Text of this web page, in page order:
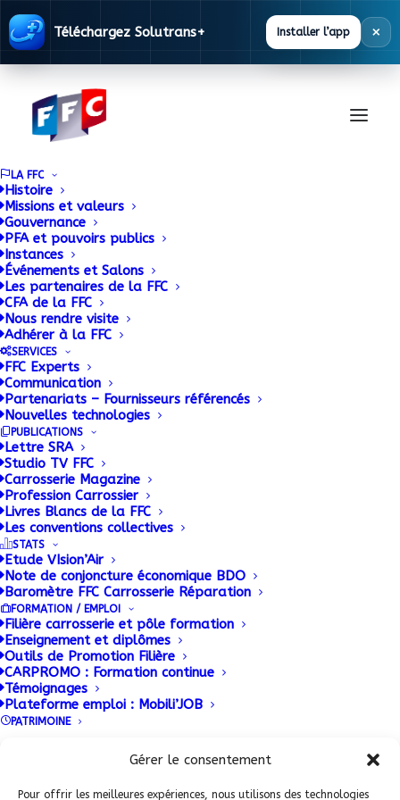
Gérer le consentement
Pour offrir les meilleures expériences, nous utilisons des technologies
Téléchargez Solutrans+ Installer l’app ×
LA FFC
Histoire
Missions et valeurs
Gouvernance
PFA et pouvoirs publics
Instances
Événements et Salons
Les partenaires de la FFC
CFA de la FFC
Nous rendre visite
Adhérer à la FFC
SERVICES
FFC Experts
Communication
Partenariats – Fournisseurs référencés
Nouvelles technologies
PUBLICATIONS
Lettre SRA
Studio TV FFC
Carrosserie Magazine
Profession Carrossier
Livres Blancs de la FFC
Les conventions collectives
STATS
Etude VIsion’Air
Note de conjoncture économique BDO
Baromètre FFC Carrosserie Réparation
FORMATION / EMPLOI
Filière carrosserie et pôle formation
Enseignement et diplômes
Outils de Promotion Filière
CARPROMO : Formation continue
Témoignages
Plateforme emploi : Mobili’JOB
PATRIMOINE
EQUIP AUTO 2017
veut s’imposer comme
LE salon international
des services à la
mobilité connectée
8 JUIN 2016
Business – Innovation – Rencontres : 3 priorités pour
une nouvelle ambition, marquées par un
changement de lieu significatif !
Politique de confidentialité